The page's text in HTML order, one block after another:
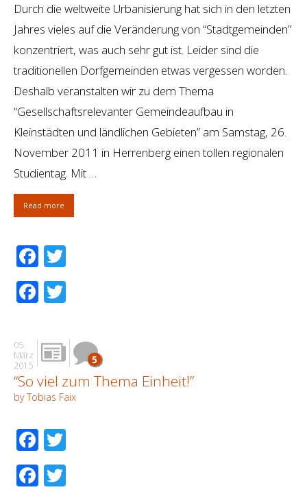
Durch die weltweite Urbanisierung hat sich in den letzten
Jahres vieles auf die Veränderung von “Stadtgemeinden”
konzentriert, was auch sehr gut ist. Leider sind die
traditionellen Dorfgemeinden etwas vergessen worden.
Deshalb veranstalten wir zu dem Thema
“Gesellschaftsrelevanter Gemeindeaufbau in
Kleinstädten und ländlichen Gebieten” am Samstag, 26.
November 2011 in Herrenberg einen tollen regionalen
Studientag. Mit …
Read more
Facebook
Facebook
05
März
2015
5
“So viel zum Thema Einheit!”
by Tobias Faix
Facebook
Facebook